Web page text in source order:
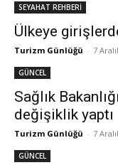
SEYAHAT REHBERİ
Ülkeye
Turizm Günlüğü - 7
GÜNCEL
Sağlık
değişiklik yaptı
Turizm Günlüğü - 7
GÜNCEL